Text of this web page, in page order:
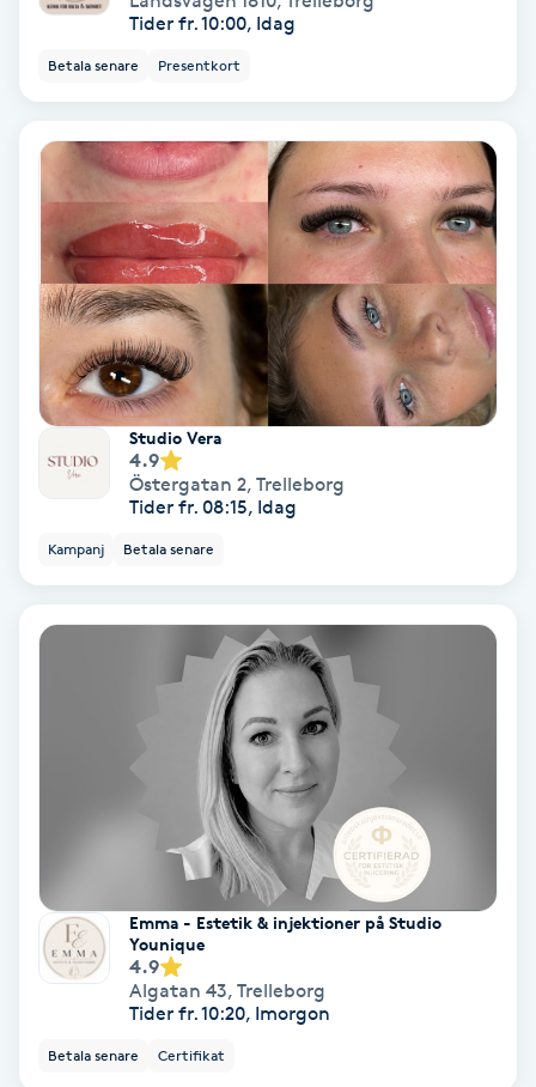
Koppningsmassage
Kostrådgivning
Kroppsinpackning
Kroppspeeling
Käkledsbehandling
Kärlbehandling
Laserbehandling
Lashlift Keratin
LPG-behandling
LPG-massage
Luggklippning
Tider fr. 10:00, Idag
Betala senare Presentkort
Studio Vera
4.9
Östergatan 2, Trelleborg
Tider fr. 08:15, Idag
Kampanj Betala senare
Emma - Estetik & injektioner på Studio
Younique
4.9
Algatan 43, Trelleborg
Tider fr. 10:20, Imorgon
Betala senare Certifikat